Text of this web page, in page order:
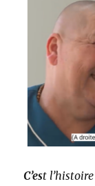
C’est